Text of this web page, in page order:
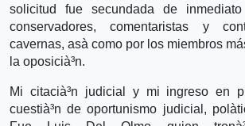
solicitud fue secundada de
conservadores, comentaristas y
cavernas, asà­ como por los miembros
la oposicià³n.
Mi citacià³n judicial y mi ingreso en
cuestià³n de oportunismo judicial,